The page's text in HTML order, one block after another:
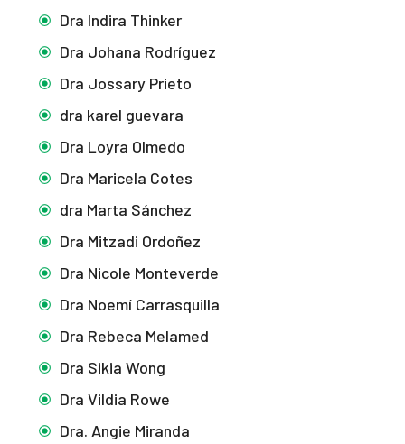
Dra Indira Thinker
Dra Johana Rodríguez
Dra Jossary Prieto
dra karel guevara
Dra Loyra Olmedo
Dra Maricela Cotes
dra Marta Sánchez
Dra Mitzadi Ordoñez
Dra Nicole Monteverde
Dra Noemí Carrasquilla
Dra Rebeca Melamed
Dra Sikia Wong
Dra Vildia Rowe
Dra. Angie Miranda